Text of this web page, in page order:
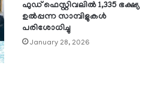
ഫുഡ് ഫെസ്റ്റിവലില്‍ 1,335 ഭക്ഷ്യ
ഉല്‍പ്പന്ന സാമ്പിളുകള്‍
പരിശോധിച്ചു
January 28, 2026